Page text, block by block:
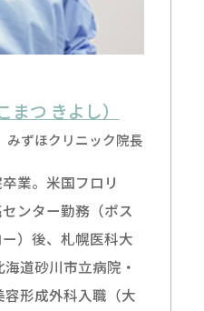
つ きよし）
ずほクリニック院長
業。米国フロリ
ンター勤務（ポス
）後、札幌医科大
道砂川市立病院・
形成外科入職（大